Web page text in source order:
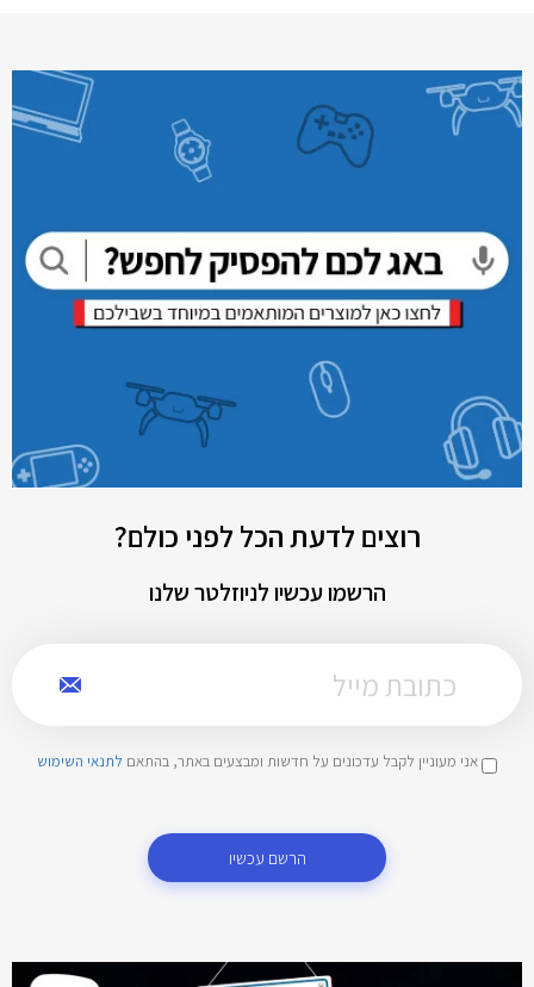
רוצים לדעת הכל לפני כולם?
הרשמו עכשיו לניוזלטר שלנו
אני מעוניין לקבל עדכונים על חדשות ומבצעים באתר, בהתאם לתנאי השימוש
הרשם עכשיו